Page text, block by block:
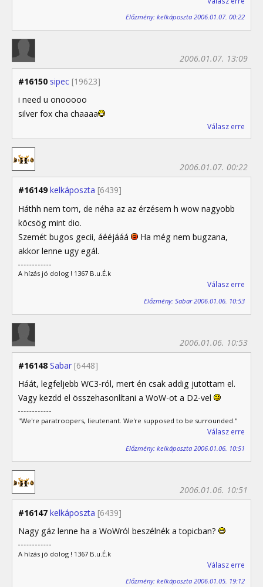
Előzmény: kelkáposzta 2006.01.07. 00:22
#16150 sipec [19623]
2006.01.07. 13:09
i need u onooooo
silver fox cha chaaaa
Válasz erre
#16149 kelkáposzta [6439]
2006.01.07. 00:22
Háthh nem tom, de néha az az érzésem h wow nagyobb
köcsög mint dio.
Szemét bugos gecii, áééjááá
Ha még nem bugzana,
akkor lenne ugy egál.
A hízás jó dolog ! 1367 B.u.É.k
Válasz erre
Előzmény: Sabar 2006.01.06. 10:53
#16148 Sabar [6448]
2006.01.06. 10:53
Háát, legfeljebb WC3-ról, mert én csak addig jutottam el.
Vagy kezdd el összehasonlítani a WoW-ot a D2-vel
"We're paratroopers, lieutenant. We're supposed to be surrounded."
Válasz erre
Előzmény: kelkáposzta 2006.01.06. 10:51
#16147 kelkáposzta [6439]
2006.01.06. 10:51
Nagy gáz lenne ha a WoWról beszélnék a topicban?
A hízás jó dolog ! 1367 B.u.É.k
Válasz erre
Előzmény: kelkáposzta 2006.01.05. 19:12